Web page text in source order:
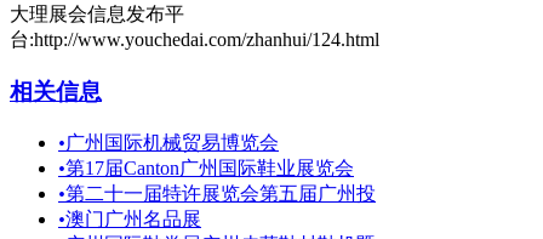
大理展会信息发布平
台:http://www.youchedai.com/zhanhui/124.html
相关信息
•广州国际机械贸易博览会
•第17届Canton广州国际鞋业展览会
•第二十一届特许展览会第五届广州投
•澳门广州名品展